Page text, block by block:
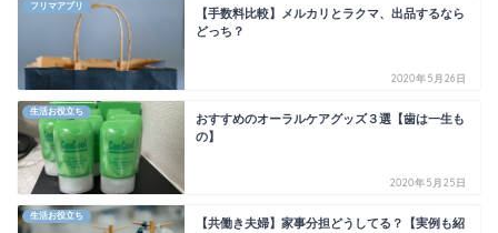
フリマアプリ
【手数料比較】メルカリとラクマ、出品するなら
どっち？
2020年5月26日
生活お役立ち
おすすめのオーラルケアグッズ３選【歯は一生も
の】
2020年5月25日
生活お役立ち
【共働き夫婦】家事分担どうしてる？【実例も紹